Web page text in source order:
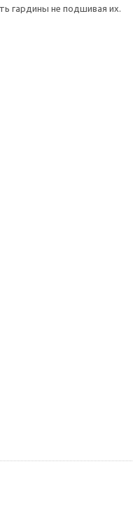
гардины не подшивая их.